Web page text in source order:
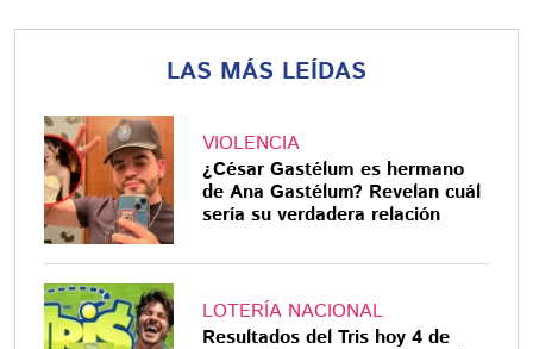
LAS MÁS LEÍDAS
VIOLENCIA
¿César Gastélum es hermano
de Ana Gastélum? Revelan cuál
sería su verdadera relación
LOTERÍA NACIONAL
Resultados del Tris hoy 4 de